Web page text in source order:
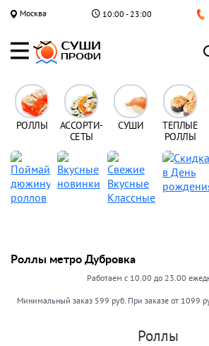
Москва 10:00 - 23:00
РОЛЛЫ
АССОРТИ-
СЕТЫ
СУШИ
ТЕПЛЫЕ
РОЛЛЫ
Роллы метро Дубровка
Работаем с 10.00 до 23.00
Минимальный заказ 599 руб. При заказе от 1099
Роллы